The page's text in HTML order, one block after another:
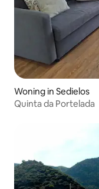
Woning in Sedielos
Quinta da Portelada